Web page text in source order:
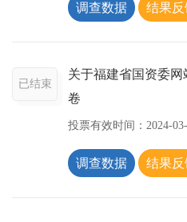
调查数据 结果反
已结束
关于福建省国资委
卷
投票有效时间： 2024-
调查数据 结果反